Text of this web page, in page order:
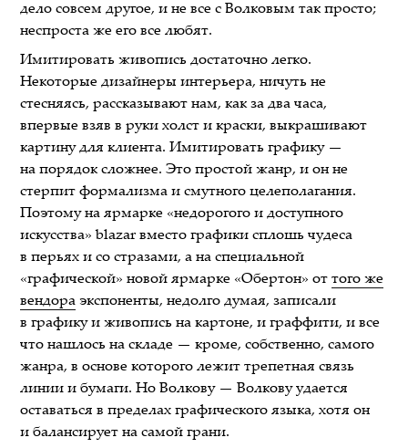
дело совсем другое, и не все с Волковым так просто;
неспроста же его все любят.
Имитировать живопись достаточно легко.
Некоторые дизайнеры интерьера, ничуть не
стесняясь, рассказывают нам, как за два часа,
впервые взяв в руки холст и краски, выкрашивают
картину для клиента. Имитировать графику —
на порядок сложнее. Это простой жанр, и он не
стерпит формализма и смутного целеполагания.
Поэтому на ярмарке «недорогого и доступного
искусства» blazar вместо графики сплошь чудеса
в перьях и со стразами, а на специальной
«графической» новой ярмарке «Обертон» оттого же
вендора экспоненты, недолго думая, записали
в графику и живопись на картоне, и граффити, и все
что нашлось на складе — кроме, собственно, самого
жанра, в основе которого лежит трепетная связь
линии и бумаги. Но Волкову — Волкову удается
оставаться в пределах графического языка, хотя он
и балансирует на самой грани.